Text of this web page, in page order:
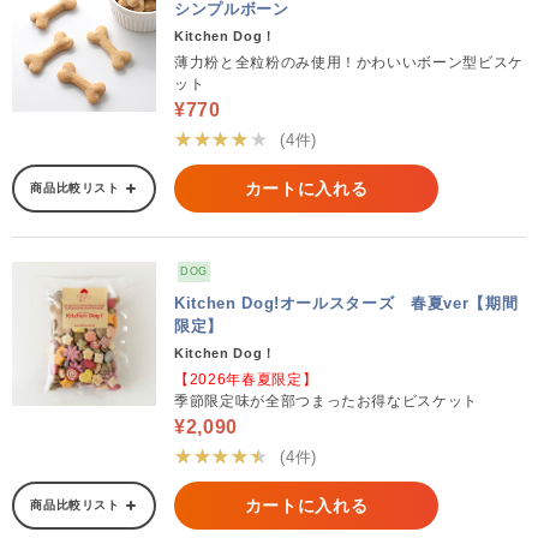
シンプルボーン
Kitchen Dog！
薄力粉と全粒粉のみ使用！かわいいボーン型ビスケ
ット
¥770
★★★★★
(4件)
商品比較リスト カートに入れる
DOG
Kitchen Dog!オールスターズ 春夏ver【期間
限定】
Kitchen Dog！
【2026年春夏限定】
季節限定味が全部つまったお得なビスケット
¥2,090
★★★★★
(4件)
商品比較リスト カートに入れる